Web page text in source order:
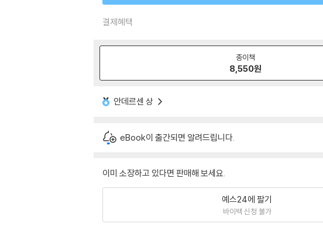
결제혜택
종이책
8,550원
안데르센 상
eBook이 출간되면 알려드립니다.
이미 소장하고 있다면 판매해 보세요.
예스24에 팔기
바이백 신청 불가